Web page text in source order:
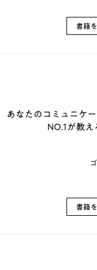
書籍
あなたのコミュニケ
NO.1が教え
書籍